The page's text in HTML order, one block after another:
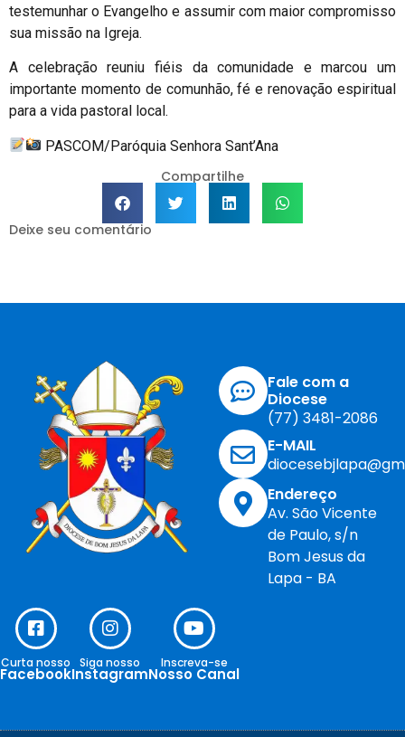
testemunhar o Evangelho e assumir com maior compromisso
sua missão na Igreja.
A celebração reuniu fiéis da comunidade e marcou um
importante momento de comunhão, fé e renovação espiritual
para a vida pastoral local.
PASCOM/Paróquia Senhora Sant’Ana
Compartilhe
Deixe seu comentário
Fale com a
Diocese
(77) 3481-2086
E-MAIL
Endereço
Av. São Vicente
de Paulo, s/n
Bom Jesus da
Lapa - BA
Curta nosso
Facebook
Siga nosso
Instagram
Inscreva-se
Nosso Canal